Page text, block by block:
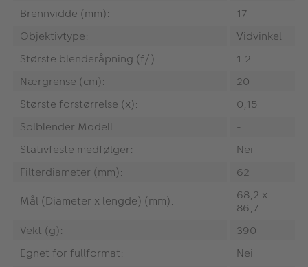
Brennvidde (mm):
17
Objektivtype:
Vidvinkel
Største blenderåpning (f/):
1.2
Nærgrense (cm):
20
Største forstørrelse (x):
0,15
Solblender Modell:
-
Stativfeste medfølger:
Nei
Filterdiameter (mm):
62
Mål (Diameter x lengde) (mm):
68,2 x
86,7
Vekt (g):
390
Egnet for fullformat:
Nei